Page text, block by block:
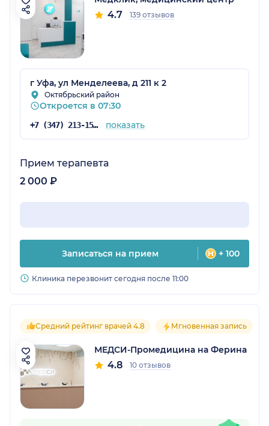
4.7 139 отзывов
г Уфа, ул Менделеева, д 211 к 2
Октябрьский район
Откроется в 07:30
+7 (347) 213-15-92 показать
Прием терапевта
2 000 ₽
Записаться на прием + 100
Клиника перезвонит сегодня после 11:00
Средний рейтинг врачей 4.8 Мгновенная запись
МЕДСИ-Промедицина на Ферина
4.8 10 отзывов